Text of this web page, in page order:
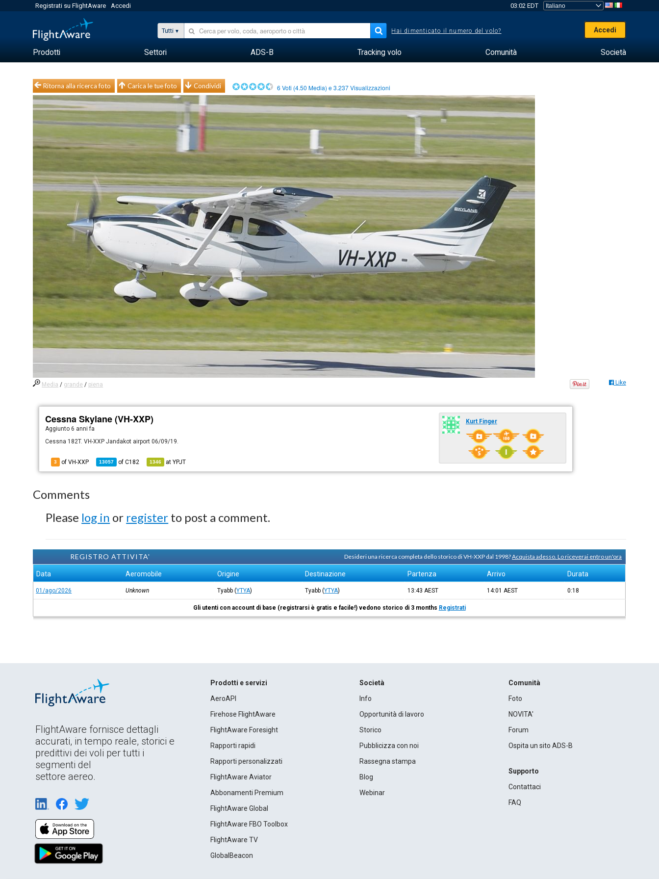
Registrati su FlightAware Accedi 03:02 EDT
Tutti Hai dimenticato il numero del volo? Accedi
Prodotti Settori ADS-B Tracking volo Comunità Società
Ritorna alla ricerca foto Carica le tue foto Condividi 6 Voti (4.50 Media) e3.237Visualizzazioni
Media / grande / piena Like
Cessna Skylane (VH-XXP)
Aggiunto6 anni fa
Cessna 182T. VH-XXP Jandakot airport 06/09/19.
3 of VH-XXP 13057 ofC182 1346 atYPJT
Kurt Finger
Comments
Please log in or register to post a comment.
REGISTRO ATTIVITA' Desideri una ricerca completa dello storico di VH-XXP dal 1998?Acquista adesso. Lo riceverai entro un'ora
Data Aeromobile Origine Destinazione Partenza Arrivo Durata
01/ago/2026 Unknown Tyabb (YTYA) Tyabb (YTYA) 13:43AEST 14:01AEST 0:18
Gli utenti con account di base (registrarsi è gratis e facile!) vedono storico di 3 months Registrati
FlightAware fornisce dettagli
accurati, in tempo reale, storici e
predittivi dei voli per tutti i
segmenti del
settore aereo.
Prodotti e servizi
AeroAPI
Firehose FlightAware
FlightAware Foresight
Rapporti rapidi
Rapporti personalizzati
FlightAware Aviator
Abbonamenti Premium
FlightAware Global
FlightAware FBO Toolbox
FlightAware TV
GlobalBeacon
Società
Info
Opportunità di lavoro
Storico
Pubblicizza con noi
Rassegna stampa
Blog
Webinar
Comunità
Foto
NOVITA'
Forum
Ospita un sito ADS-B
Supporto
Contattaci
FAQ